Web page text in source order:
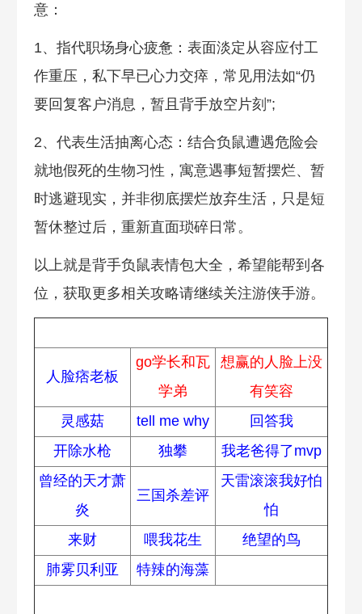
意：
1、指代职场身心疲惫：表面淡定从容应付工
作重压，私下早已心力交瘁，常见用法如“仍
要回复客户消息，暂且背手放空片刻”;
2、代表生活抽离心态：结合负鼠遭遇危险会
就地假死的生物习性，寓意遇事短暂摆烂、暂
时逃避现实，并非彻底摆烂放弃生活，只是短
暂休整过后，重新直面琐碎日常。
以上就是背手负鼠表情包大全，希望能帮到各
位，获取更多相关攻略请继续关注游侠手游。
人脸痞老板
go学长和瓦
学弟
想赢的人脸上没
有笑容
灵感菇
tell me why
回答我
开除水枪
独攀
我老爸得了mvp
曾经的天才萧
炎
三国杀差评
天雷滚滚我好怕
怕
来财
喂我花生
绝望的鸟
肺雾贝利亚
特辣的海藻